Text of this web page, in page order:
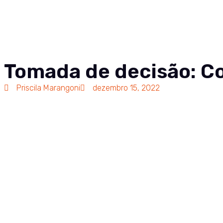
Tomada de decisão:
Priscila Marangoni dezembro 15, 2022